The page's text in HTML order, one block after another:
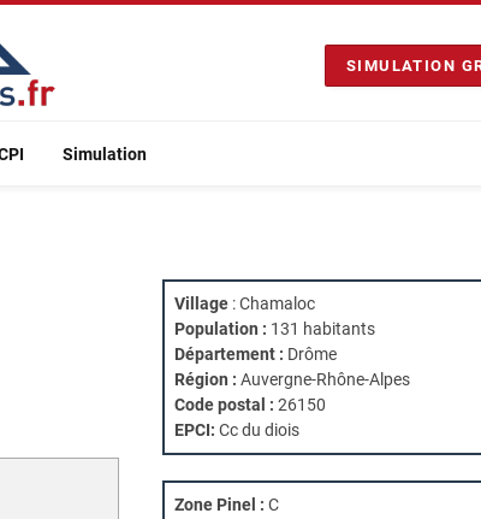
SIMULATION
Simulation
Village : Chamaloc
Population : 131 habitants
Département : Drôme
Région : Auvergne-Rhône-Alpes
Code postal : 26150
EPCI: Cc du diois
Zone Pinel : C